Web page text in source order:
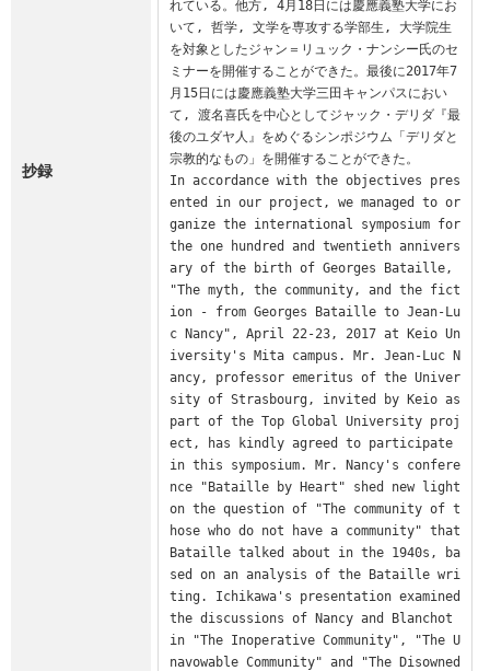
抄録
れている。他方, 4月18日には慶應義塾大学にお
いて, 哲学, 文学を専攻する学部生, 大学院生
を対象としたジャン＝リュック・ナンシー氏のセ
ミナーを開催することができた。最後に2017年7
月15日には慶應義塾大学三田キャンパスにおい
て, 渡名喜氏を中心としてジャック・デリダ『最
後のユダヤ人』をめぐるシンポジウム「デリダと
宗教的なもの」を開催することができた。
In accordance with the objectives pres
ented in our project, we managed to or
ganize the international symposium for
the one hundred and twentieth annivers
ary of the birth of Georges Bataille,
"The myth, the community, and the fict
ion - from Georges Bataille to Jean-Lu
c Nancy", April 22-23, 2017 at Keio Un
iversity's Mita campus. Mr. Jean-Luc N
ancy, professor emeritus of the Univer
sity of Strasbourg, invited by Keio as
part of the Top Global University proj
ect, has kindly agreed to participate
in this symposium. Mr. Nancy's confere
nce "Bataille by Heart" shed new light
on the question of "The community of t
hose who do not have a community" that
Bataille talked about in the 1940s, ba
sed on an analysis of the Bataille wri
ting. Ichikawa's presentation examined
the discussions of Nancy and Blanchot
in "The Inoperative Community", "The U
navowable Community" and "The Disowned